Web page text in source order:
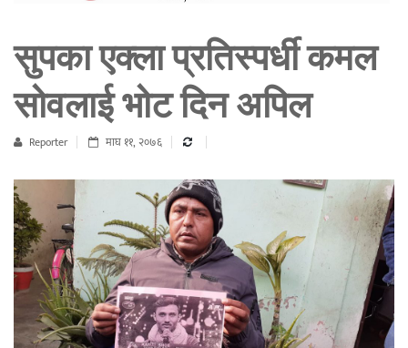
सुपका एक्ला प्रतिस्पर्धी कमल
सोवलाई भोट दिन अपिल
Reporter माघ ११, २०७६